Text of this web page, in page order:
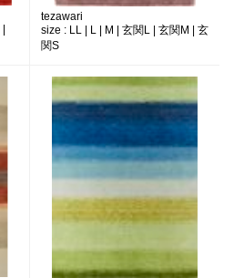
tezawari
size : LL | L | M | 玄関L | 玄関M | 玄
関S